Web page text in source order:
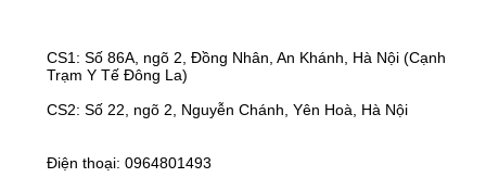
Điện thoại: 0964801493
CS1: Số 86A, ngõ 2, Đồng Nhân, An Khánh, Hà Nội (Cạnh
Trạm Y Tế Đông La)
CS2: Số 22, ngõ 2, Nguyễn Chánh, Yên Hoà, Hà Nội